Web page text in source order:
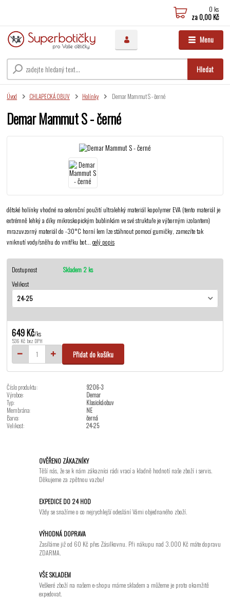
Menu
Hledat
0 ks
za0,00 Kč
Úvod CHLAPECKÁ OBUV Holínky Demar Mammut S - černé
Demar Mammut S - černé
dětské holínky vhodné na celoroční použití ultralehký materiál kopolymer EVA (tento materiál je
extrémně lehký a díky mikroskopickým bublinkám ve své struktuře je výborným izolantem)
mrazuvzorný materiál do -30°C horní lem lze stáhnout pomocí gumičky, zamezíte tak
vniknutí vody/sněhu do vnitřku bot...celý popis
Dostupnost
Skladem 2 ks
Velikost
649 Kč/ks
536 Kč bez DPH
Přidat do košíku
Číslo produktu:
9206-3
Výrobce:
Demar
Typ:
Klasická obuv
Membrána:
NE
Barva:
černá
Velikost:
24-25
OVĚŘENO ZÁKAZNÍKY
Těší nás, že se k nám zákazníci rádi vrací a kladně hodnotí naše zboží i servis.
Děkujeme za zpětnou vazbu!
EXPEDICE DO 24 HOD
Vždy se snažíme o co nejrychlejší odeslání Vámi objednaného zboží.
VÝHODNÁ DOPRAVA
Zasíláme již od 60 Kč přes Zásilkovnu. Při nákupu nad 3.000 Kč máte dopravu
ZDARMA.
VŠE SKLADEM
Veškeré zboží na našem e-shopu máme skladem a můžeme je proto okamžitě
expedovat.